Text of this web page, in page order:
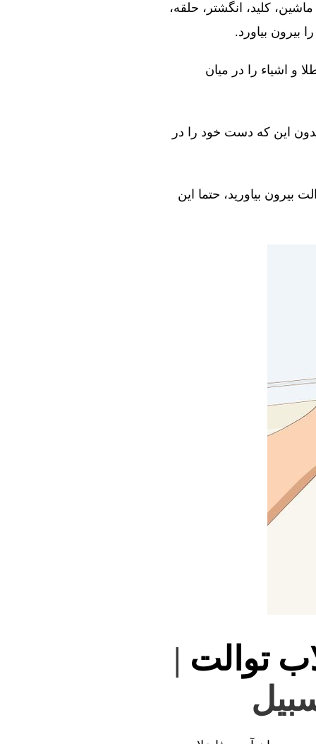
کلید، انگشتر، حلقه،
بیرون بیاورد.
و اشیاء را در میان
این که دست خود را در
بیرون بیاورید، حتما این
توالت |